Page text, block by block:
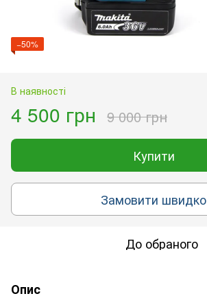
−50%
В наявності
4 500 грн 9 000 грн
Купити
Замовити швидко
До обраного
Опис